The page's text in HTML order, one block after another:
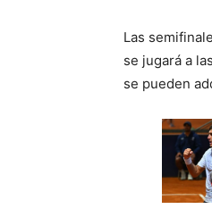
Las
se jugará a
se pueden